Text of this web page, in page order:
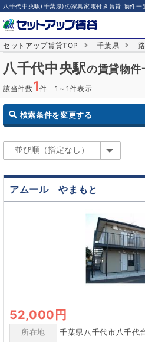
八千代中央駅(千葉県)の家具家電付き賃貸 物件一
セットアップ賃貸TOP 千葉県
八千代中央駅の賃貸物件
該当件数1件 1～1件表示
検索条件を変更する
アムール やまもと
52,000円
所在地
千葉県八千代市八千代